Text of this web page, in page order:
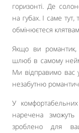
горизонті. Де
на губах. І саме
обмінюєтеся
Якщо ви романтик,
шлюб в самому
Ми відправимо вас
незабутню
У
наречена зможуть
зроблено для